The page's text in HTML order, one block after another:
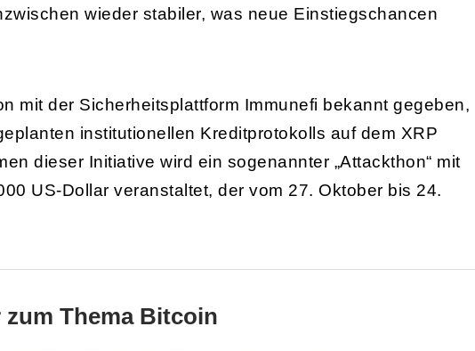
wieder stabiler, was neue Einstiegschancen
mit der Sicherheitsplattform Immunefi bekannt gegeben,
institutionellen Kreditprotokolls auf dem XRP
dieser Initiative wird ein sogenannter „Attackthon“ mit
US-Dollar veranstaltet, der vom 27. Oktober bis 24.
Thema Bitcoin